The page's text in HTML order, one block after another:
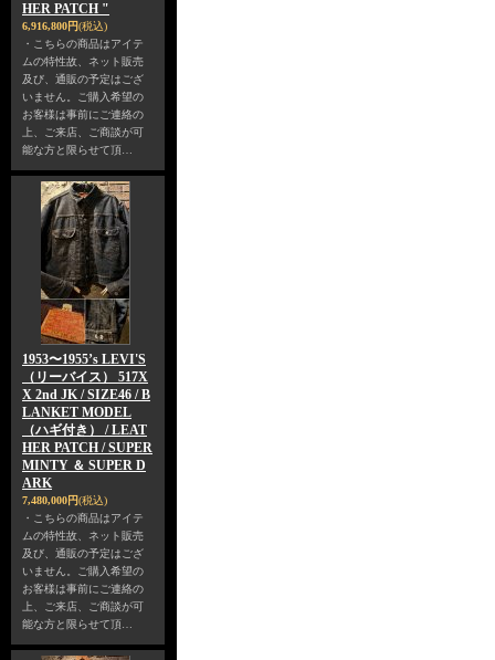
HER PATCH "
6,916,800円(税込)
・こちらの商品はアイテ
ムの特性故、ネット販売
及び、通販の予定はござ
いません。ご購入希望の
お客様は事前にご連絡の
上、ご来店、ご商談が可
能な方と限らせて頂…
1953〜1955’s LEVI'S
（リーバイス） 517X
X 2nd JK / SIZE46 / B
LANKET MODEL
（ハギ付き） / LEAT
HER PATCH / SUPER
MINTY ＆ SUPER D
ARK
7,480,000円(税込)
・こちらの商品はアイテ
ムの特性故、ネット販売
及び、通販の予定はござ
いません。ご購入希望の
お客様は事前にご連絡の
上、ご来店、ご商談が可
能な方と限らせて頂…